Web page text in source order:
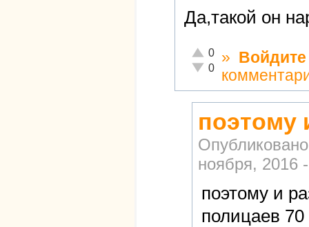
Да,такой он
Отлично!
0
Неадекватно!
0
» Войдите
поэтому
ноября, 2016
поэтому и
полицаев